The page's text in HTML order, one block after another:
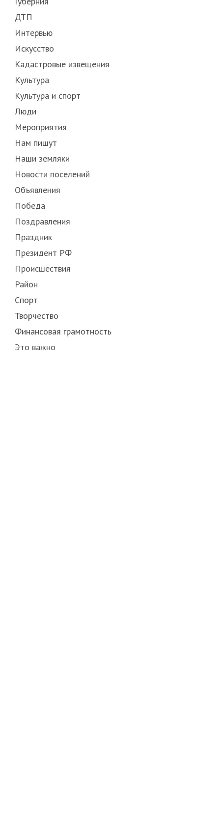
ДТП
Интервью
Искусство
Кадастровые извещения
Культура
Культура и спорт
Люди
Мероприятия
Нам пишут
Наши земляки
Новости поселений
Объявления
Победа
Поздравления
Праздник
Президент РФ
Происшествия
Район
Спорт
Творчество
Финансовая грамотность
Это важно